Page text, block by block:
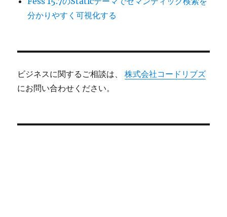
分かりやすく可視化する
ビジネスに関するご相談は、株式会社コードリブズ
にお問い合わせください。